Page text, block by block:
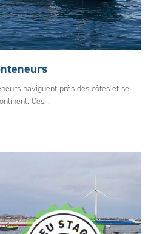
naviguent près des côtes et se
Ces...